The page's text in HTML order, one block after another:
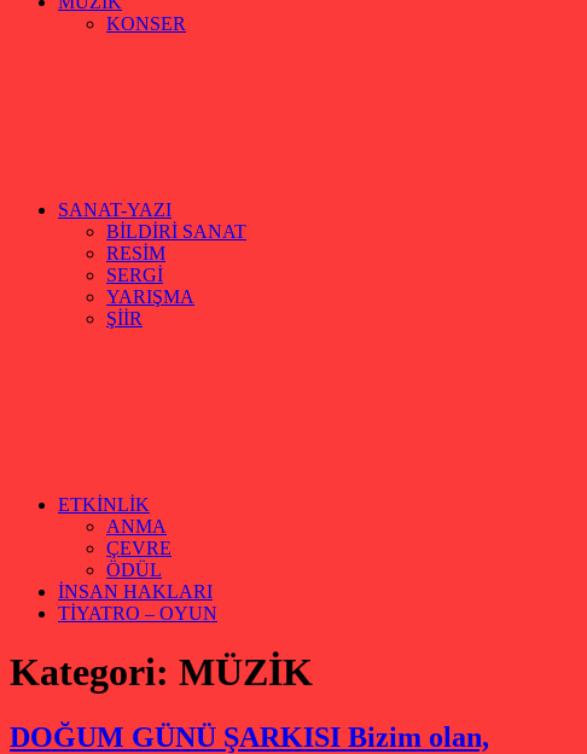
KONSER
SANAT-YAZI
BİLDİRİ SANAT
RESİM
SERGİ
YARIŞMA
ŞİİR
ETKİNLİK
ANMA
ÇEVRE
ÖDÜL
İNSAN HAKLARI
TİYATRO – OYUN
Kategori: MÜZİK
DOĞUM GÜNÜ ŞARKISI Bizim olan,